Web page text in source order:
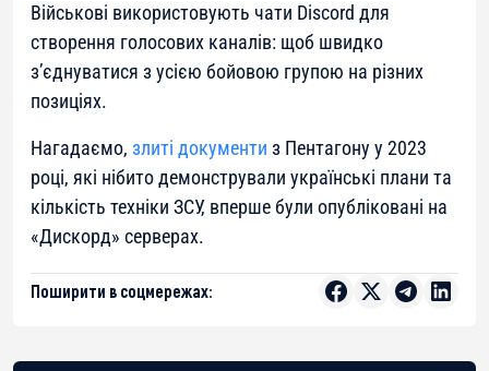
Військові використовують чати Discоrd для
створення голосових каналів: щоб швидко
з’єднуватися з усією бойовою групою на різних
позиціях.
Нагадаємо, злиті документи з Пентагону у 2023
році, які нібито демонстрували українські плани та
кількість техніки ЗСУ, вперше були опубліковані на
«Дискорд» серверах.
Поширити в соцмережах: